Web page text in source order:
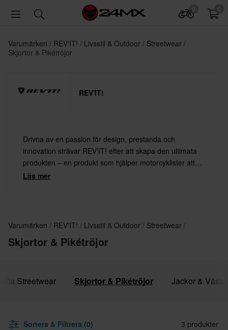
Varumärken REV'IT! Livsstil & Outdoor
Streetwear
Skjortor & Pikétröjor
REV'IT!
Drivna av en passion för design, prestanda och
innovation strävar REV’IT! efter att skapa den ultimata
produkten – en produkt som hjälper motorcyklister att
leva ut sin passion, med både säkerhet och stil.
Läs mer
Varumärken REV'IT! Livsstil & Outdoor Streetwear
Skjortor & Pikétröjor
Alla Streetwear Skjortor & Pikétröjor Jackor & Västar
Sortera & Filtrera (0) 3 produkter